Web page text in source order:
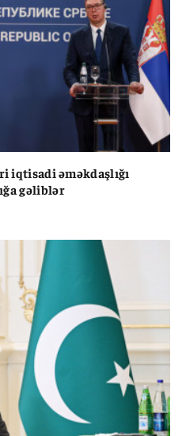
iqtisadi əməkdaşlığı
gəliblər